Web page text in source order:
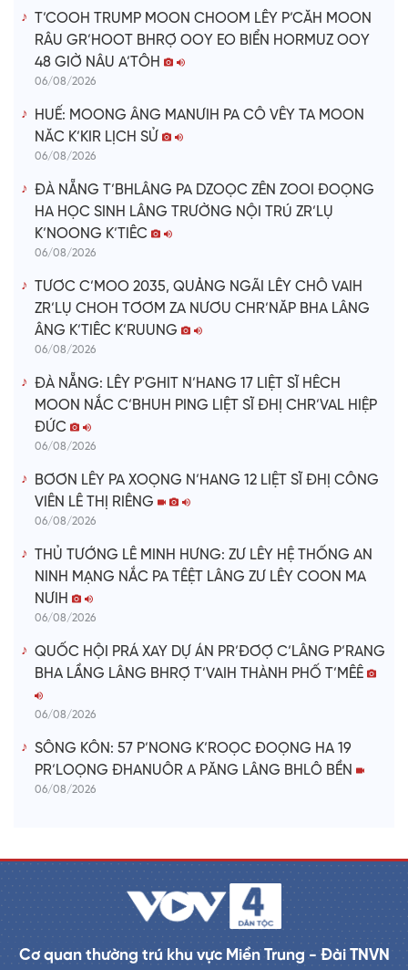
T’COOH TRUMP MOON CHOOM LÊY P’CĂH MOON
RÂU GR’HOOT BHRỢ OOY EO BIỂN HORMUZ OOY
48 GIỜ NÂU A’TÔH
06/08/2026
HUẾ: MOONG ÂNG MANƯIH PA CÔ VÊY TA MOON
NĂC K’KIR LỊCH SỬ
06/08/2026
ĐÀ NẴNG T’BHLÂNG PA DZOỌC ZÊN ZOOI ĐOỌNG
HA HỌC SINH LÂNG TRƯỜNG NỘI TRÚ ZR’LỤ
K’NOONG K’TIÊC
06/08/2026
TƯƠC C’MOO 2035, QUẢNG NGÃI LÊY CHÔ VAIH
ZR’LỤ CHOH TƠƠM ZA NƯƠU CHR’NĂP BHA LÂNG
ÂNG K’TIÊC K’RUUNG
06/08/2026
ĐÀ NẴNG: LÊY P'GHIT N’HANG 17 LIỆT SĨ HÊCH
MOON NẮC C’BHUH PING LIỆT SĨ ĐHỊ CHR’VAL HIỆP
ĐỨC
06/08/2026
BƠƠN LÊY PA XOỌNG N’HANG 12 LIỆT SĨ ĐHỊ CÔNG
VIÊN LÊ THỊ RIÊNG
06/08/2026
THỦ TƯỚNG LÊ MINH HƯNG: ZƯ LÊY HỆ THỐNG AN
NINH MẠNG NẮC PA TÊỆT LÂNG ZƯ LÊY COON MA
NƯIH
06/08/2026
QUỐC HỘI PRÁ XAY DỰ ÁN PR’ĐƠỢ C’LÂNG P’RANG
BHA LẦNG LÂNG BHRỢ T’VAIH THÀNH PHỐ T’MÊÊ
06/08/2026
SÔNG KÔN: 57 P’NONG K’ROỌC ĐOỌNG HA 19
PR’LOỌNG ĐHANUÔR A PĂNG LÂNG BHLÔ BỀN
06/08/2026
Cơ quan thường trú khu vực Miền Trung - Đài TNVN